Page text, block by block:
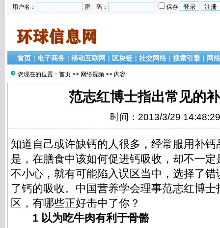
用户名： 密 码： 保存
首页 | 电子商务 | 移动互联网 | 区块链 | 社交网络 | 搜索引擎 | 网
您现在的位置： 首页 >> 网络视频 >> 内容
范志红博士指出常见的
时间：2013/3/29 14:48:29
知道自己或许缺钙的人很多，经常服用补
是，在膳食中该如何促进钙吸收，却不一
不小心，就有可能陷入误区当中，选择了
了钙的吸收。中国营养学会理事范志红博
区，有哪些正好击中了你？
1 以为吃牛肉有利于骨骼